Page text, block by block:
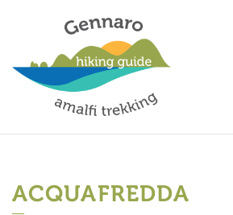
ACQUAFREDDA